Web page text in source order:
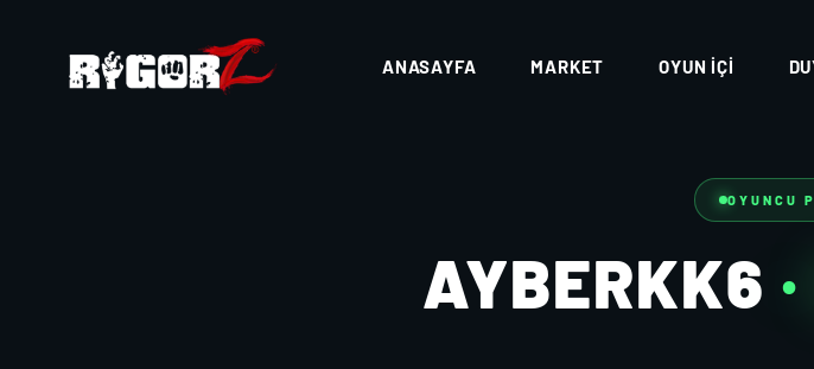
ANASAYFA MARKET OYUN İÇI
OYUNCU
AYBERKK6